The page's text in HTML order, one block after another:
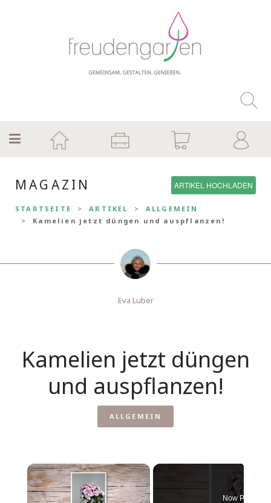
MAGAZIN ARTIKEL HOCHLADEN
STARTSEITE ARTIKEL
ALLGEMEIN
Kamelien jetzt düngen und auspflanzen!
Eva Luber
Kamelien jetzt düngen
und auspflanzen!
ALLGEMEIN
×
Now Playing